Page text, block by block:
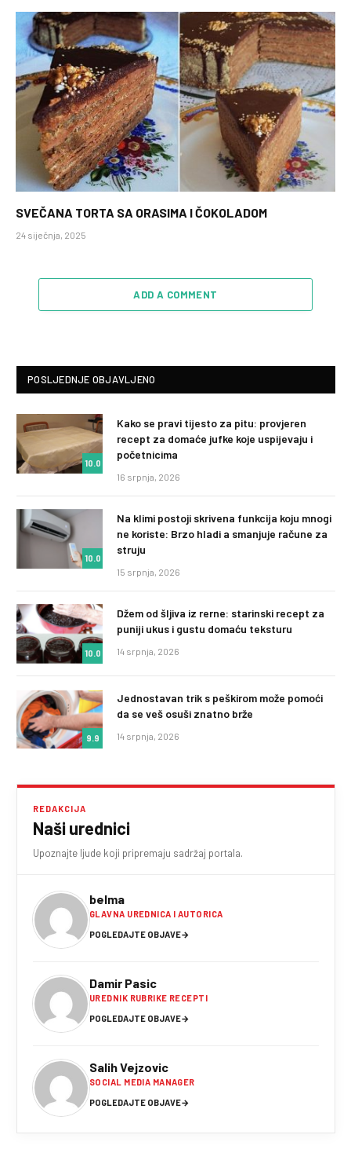
SVEČANA TORTA SA ORASIMA I ČOKOLADOM
24 siječnja, 2025
ADD A COMMENT
POSLJEDNJE OBJAVLJENO
10.0
Kako se pravi tijesto za pitu: provjeren
recept za domaće jufke koje uspijevaju i
početnicima
16 srpnja, 2026
10.0
Na klimi postoji skrivena funkcija koju mnogi
ne koriste: Brzo hladi a smanjuje račune za
struju
15 srpnja, 2026
10.0
Džem od šljiva iz rerne: starinski recept za
puniji ukus i gustu domaću teksturu
14 srpnja, 2026
9.9
Jednostavan trik s peškirom može pomoći
da se veš osuši znatno brže
14 srpnja, 2026
REDAKCIJA
Naši urednici
Upoznajte ljude koji pripremaju sadržaj portala.
belma
GLAVNA UREDNICA I AUTORICA
POGLEDAJTE OBJAVE→
Damir Pasic
UREDNIK RUBRIKE RECEPTI
POGLEDAJTE OBJAVE→
Salih Vejzovic
SOCIAL MEDIA MANAGER
POGLEDAJTE OBJAVE→